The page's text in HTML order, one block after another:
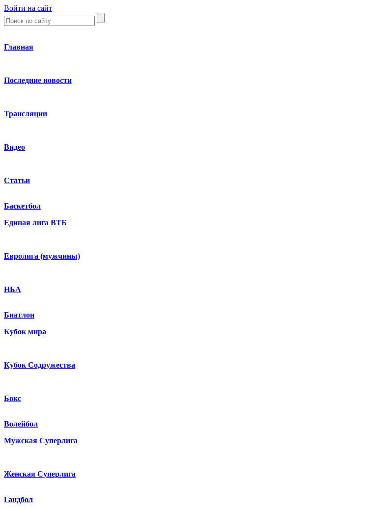
Войти на сайт
Главная
Последние новости
Трансляции
Видео
Статьи
Баскетбол
Единая лига ВТБ
Евролига (мужчины)
НБА
Биатлон
Кубок мира
Кубок Содружества
Бокс
Волейбол
Мужская Суперлига
Женская Суперлига
Гандбол